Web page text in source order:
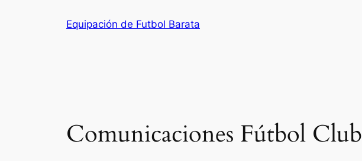
Equipación de Futbol Barata
Comunicaciones Fútbol Club